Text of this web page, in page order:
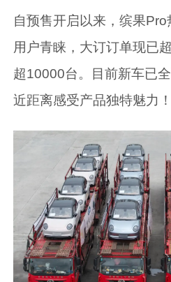
自预售开启以来，缤果
用户青睐，大订订单现已
超10000台。目前新车已
近距离感受产品独特魅力！